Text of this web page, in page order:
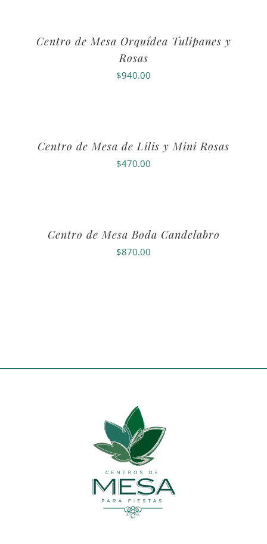
Centro de Mesa Orquídea Tulipanes y
Rosas
$940.00
Centro de Mesa de Lilis y Mini Rosas
$470.00
Centro de Mesa Boda Candelabro
$870.00